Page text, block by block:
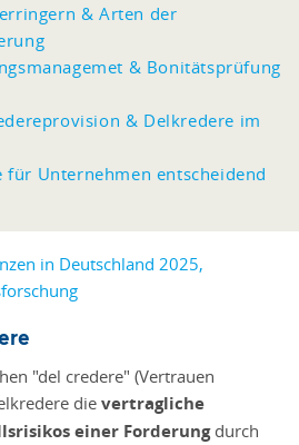
& Arten der
& Bonitätsprüfung
& Delkredere im
für Unternehmen entscheidend
"del credere" (Vertrauen
die vertragliche
einer Forderungdurch